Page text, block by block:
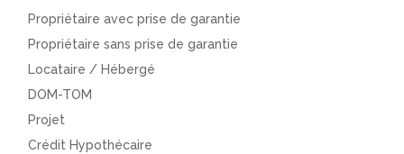
Propriétaire avec prise de garantie
Propriétaire sans prise de garantie
Locataire / Hébergé
DOM-TOM
Projet
Crédit Hypothécaire